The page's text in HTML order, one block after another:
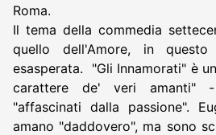
Roma.
Il tema della commedia
quello dell'Amore, in
esasperata. "Gli Innamorati" è
carattere de' veri amanti"
"affascinati dalla passione".
amano "daddovero", ma sono